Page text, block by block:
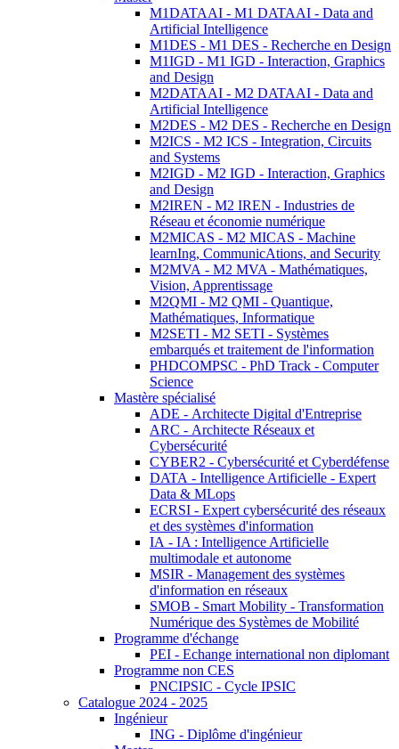
M1DATAAI - M1 DATAAI - Data and
Artificial Intelligence
M1DES - M1 DES - Recherche en Design
M1IGD - M1 IGD - Interaction, Graphics
and Design
M2DATAAI - M2 DATAAI - Data and
Artificial Intelligence
M2DES - M2 DES - Recherche en Design
M2ICS - M2 ICS - Integration, Circuits
and Systems
M2IGD - M2 IGD - Interaction, Graphics
and Design
M2IREN - M2 IREN - Industries de
Réseau et économie numérique
M2MICAS - M2 MICAS - Machine
learnIng, CommunicAtions, and Security
M2MVA - M2 MVA - Mathématiques,
Vision, Apprentissage
M2QMI - M2 QMI - Quantique,
Mathématiques, Informatique
M2SETI - M2 SETI - Systèmes
embarqués et traitement de l'information
PHDCOMPSC - PhD Track - Computer
Science
Mastère spécialisé
ADE - Architecte Digital d'Entreprise
ARC - Architecte Réseaux et
Cybersécurité
CYBER2 - Cybersécurité et Cyberdéfense
DATA - Intelligence Artificielle - Expert
Data & MLops
ECRSI - Expert cybersécurité des réseaux
et des systèmes d'information
IA - IA : Intelligence Artificielle
multimodale et autonome
MSIR - Management des systèmes
d'information en réseaux
SMOB - Smart Mobility - Transformation
Numérique des Systèmes de Mobilité
Programme d'échange
PEI - Echange international non diplomant
Programme non CES
PNCIPSIC - Cycle IPSIC
Catalogue 2024 - 2025
Ingénieur
ING - Diplôme d'ingénieur